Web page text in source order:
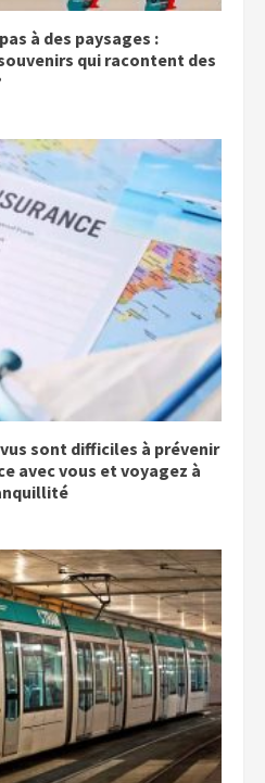
à des paysages :
qui racontent des
sont difficiles à prévenir
avec vous et voyagez à